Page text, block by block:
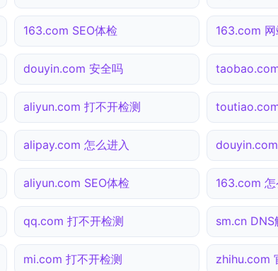
163.com SEO体检 163.com
douyin.com 安全吗
aliyun.com 打不开检测
alipay.com 怎么进入
aliyun.com SEO体检 163.com 怎
qq.com 打不开检测 sm.cn DNS
mi.com 打不开检测 zhihu.com